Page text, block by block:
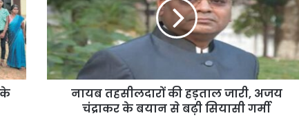
नायब तहसीलदारों की हड़ताल जारी, अजय
चंद्राकर के बयान से बढ़ी सियासी गर्मी